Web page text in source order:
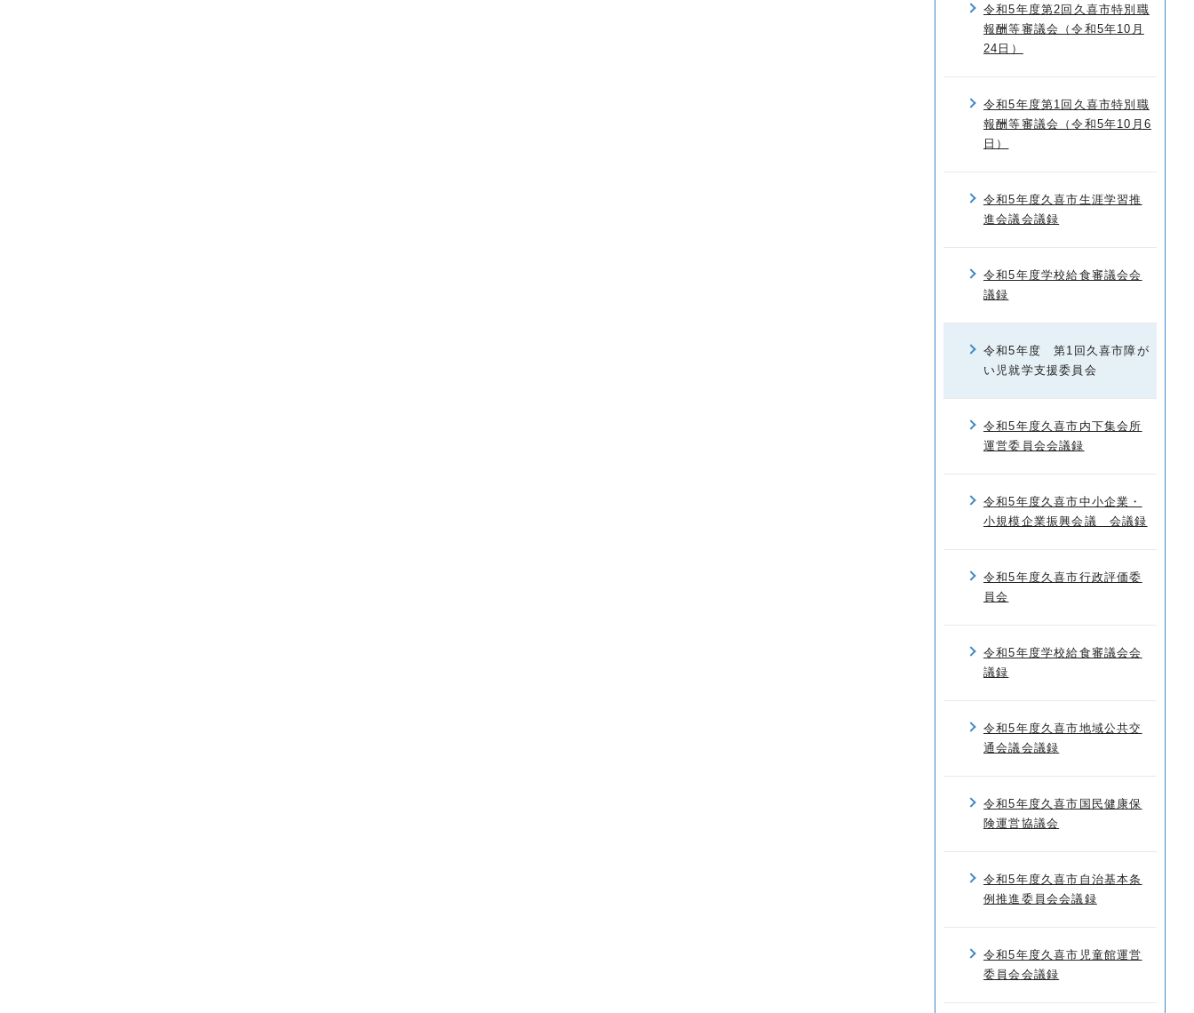
令和5年度第2回久喜市特別職
報酬等審議会（令和5年10月
24日）
令和5年度第1回久喜市特別職
報酬等審議会（令和5年10月6
日）
令和5年度久喜市生涯学習推
進会議会議録
令和5年度学校給食審議会会
議録
令和5年度 第1回久喜市障が
い児就学支援委員会
令和5年度久喜市内下集会所
運営委員会会議録
令和5年度久喜市中小企業・
小規模企業振興会議 会議録
令和5年度久喜市行政評価委
員会
令和5年度学校給食審議会会
議録
令和5年度久喜市地域公共交
通会議会議録
令和5年度久喜市国民健康保
険運営協議会
令和5年度久喜市自治基本条
例推進委員会会議録
令和5年度久喜市児童館運営
委員会会議録